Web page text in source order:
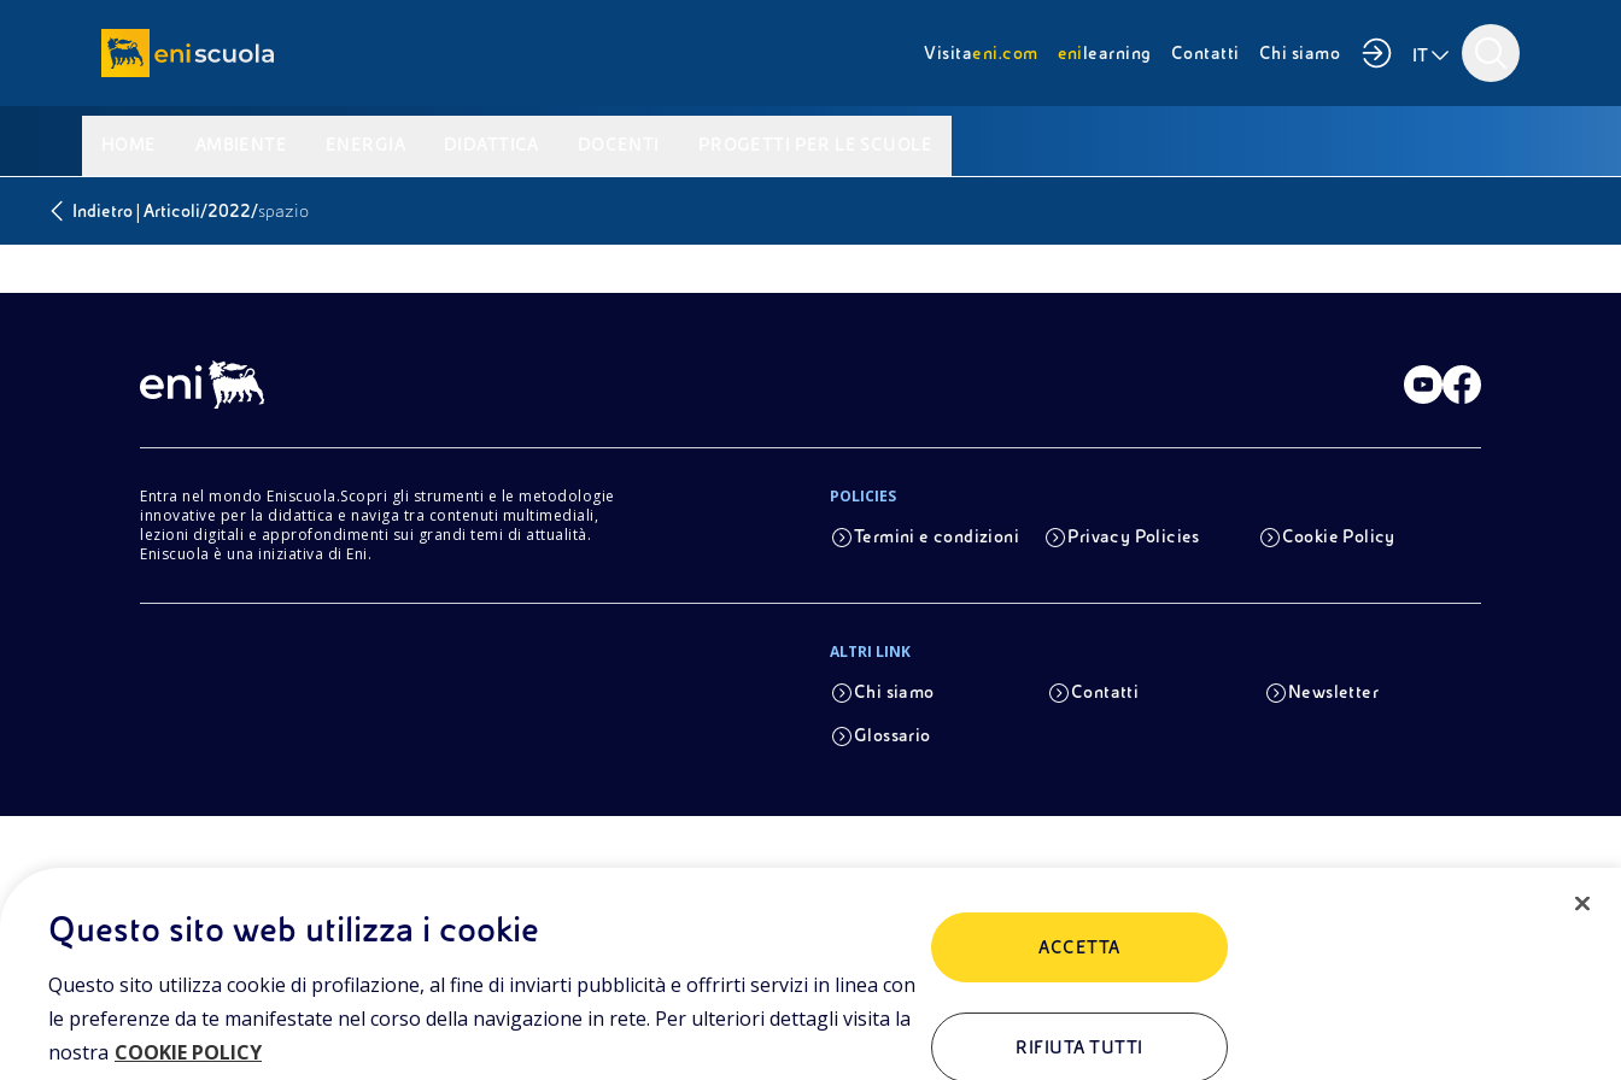
Visitaeni.com enilearning Contatti Chi siamo IT
Indietro| Articoli/2022/spazio
Entra nel mondo Eniscuola.Scopri gli strumenti e le metodologie
innovative per la didattica e naviga tra contenuti multimediali,
lezioni digitali e approfondimenti sui grandi temi di attualità.
Eniscuola è una iniziativa di Eni.
POLICIES
Termini e condizioni Privacy Policies Cookie Policy
ALTRI LINK
Chi siamo Contatti Newsletter
Glossario
Questo sito web utilizza i cookie
Questo sito utilizza cookie di profilazione, al fine di inviarti pubblicità e offrirti servizi in linea con
le preferenze da te manifestate nel corso della navigazione in rete. Per ulteriori dettagli visita la
nostra COOKIE POLICY RIFIUTA TUTTI
ACCETTA